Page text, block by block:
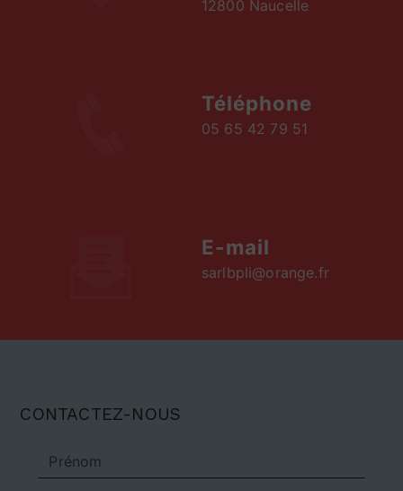
12800 Naucelle
Téléphone
05 65 42 79 51
E-mail
sarlbpli@orange.fr
CONTACTEZ-NOUS